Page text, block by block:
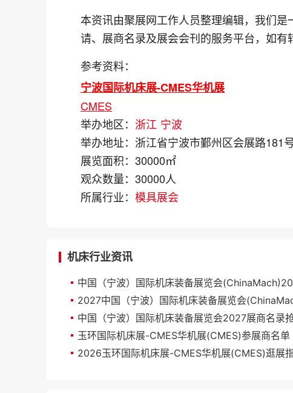
本资讯由聚展网工作人员整理编辑，我们
请、展商名录及展会会刊的服务平台，如有
参考资料：
宁波国际机床展-CMES华机展
CMES
举办地区： 浙江 宁波
举办地址： 浙江省宁波市鄞州区会展路181
展览面积： 30000㎡
观众数量： 30000人
所属行业： 模具展会
机床行业资讯
玉环国际机床展-CMES华机展(CMES)参展商名单